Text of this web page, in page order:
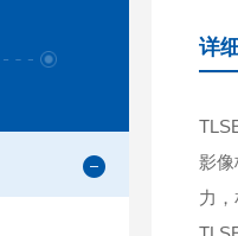
详
影
力